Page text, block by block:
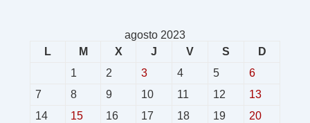
agosto 2023
L
M X J V S
D
1
2 3 4 5
6
7
8 9 10 11 12
13
14
15 16 17 18 19
20